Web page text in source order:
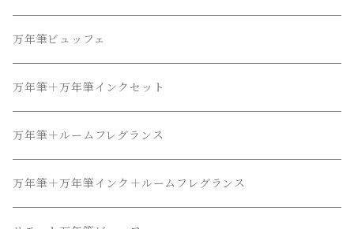
万年筆ビュッフェ
万年筆＋万年筆インクセット
万年筆＋ルームフレグランス
万年筆＋万年筆インク＋ルームフレグランス